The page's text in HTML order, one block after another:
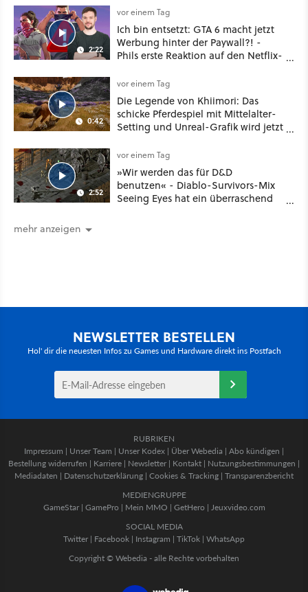
2:22
vor einem Tag
Ich bin entsetzt: GTA 6 macht jetzt
Werbung hinter der Paywall?! -
Phils erste Reaktion auf den Netflix-
0:42
vor einem Tag
Die Legende von Khiimori: Das
schicke Pferdespiel mit Mittelalter-
Setting und Unreal-Grafik wird jetzt
2:52
vor einem Tag
»Wir werden das für D&D
benutzen« - Diablo-Survivors-Mix
Seeing Eyes hat ein überraschend
mehr anzeigen
NEWSLETTER BESTELLEN
Hol' dir die neuesten Infos zu Games und Hardware direkt ins Postfach
RUBRIKEN
Impressum | Unser Team | Unser Kodex | Über Webedia | Abo kündigen |
Bestellung widerrufen | Karriere | Newsletter | Kontakt | Nutzungsbestimmungen |
Mediadaten | Datenschutzerklärung | Cookies & Tracking | Transparenzbericht
MEDIENGRUPPE
GameStar| GamePro | Mein MMO | GetHero | Jeuxvideo.com
SOCIAL MEDIA
Twitter | Facebook | Instagram | TikTok | WhatsApp
Copyright © Webedia - alle Rechte vorbehalten